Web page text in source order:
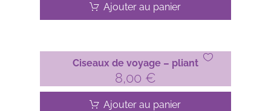
Ajouter au panier
Ciseaux de voyage – pliant
8,00 €
Ajouter au panier